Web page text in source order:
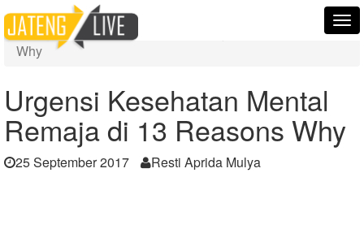
Home
Berita
Urgensi Kesehatan Mental Remaja di 13 Reasons
Why
Urgensi Kesehatan Mental
Remaja di 13 Reasons Why
25 September 2017 Resti Aprida Mulya